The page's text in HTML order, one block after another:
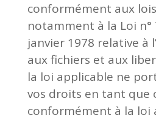
conformément aux
notamment à la Loi n°
janvier 1978 relative à
aux fichiers et aux
la loi applicable ne
vos droits en tant que
conformément à la loi